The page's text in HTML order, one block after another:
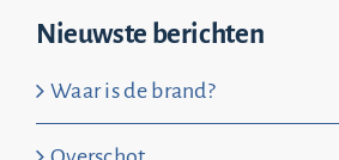
Nieuwste berichten
Waar is de brand?